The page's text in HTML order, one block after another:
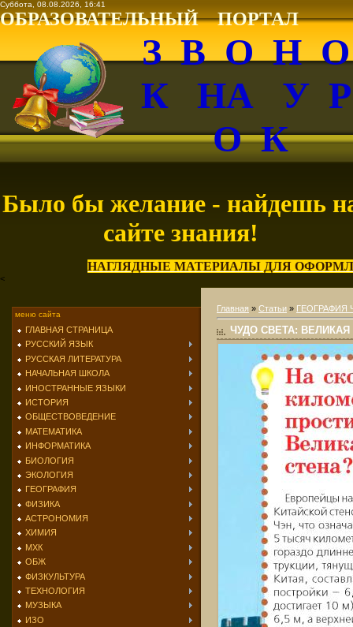
Суббота, 08.08.2026, 16:41
ОБРАЗОВАТЕЛЬНЫЙ ПОРТАЛ
З В О Н
К НА У
О К
Было бы желание - найдешь
сайте знания!
НАГЛЯДНЫЕ МАТЕРИАЛЫ ДЛЯ
<
меню сайта
ГЛАВНАЯ СТРАНИЦА
РУССКИЙ ЯЗЫК
РУССКАЯ ЛИТЕРАТУРА
НАЧАЛЬНАЯ ШКОЛА
ИНОСТРАННЫЕ ЯЗЫКИ
ИСТОРИЯ
ОБЩЕСТВОВЕДЕНИЕ
МАТЕМАТИКА
ИНФОРМАТИКА
БИОЛОГИЯ
ЭКОЛОГИЯ
ГЕОГРАФИЯ
ФИЗИКА
АСТРОНОМИЯ
ХИМИЯ
МХК
ОБЖ
ФИЗКУЛЬТУРА
ТЕХНОЛОГИЯ
МУЗЫКА
ИЗО
Главная » Статьи » ГЕОГРАФИЯ
ЧУДО СВЕТА: